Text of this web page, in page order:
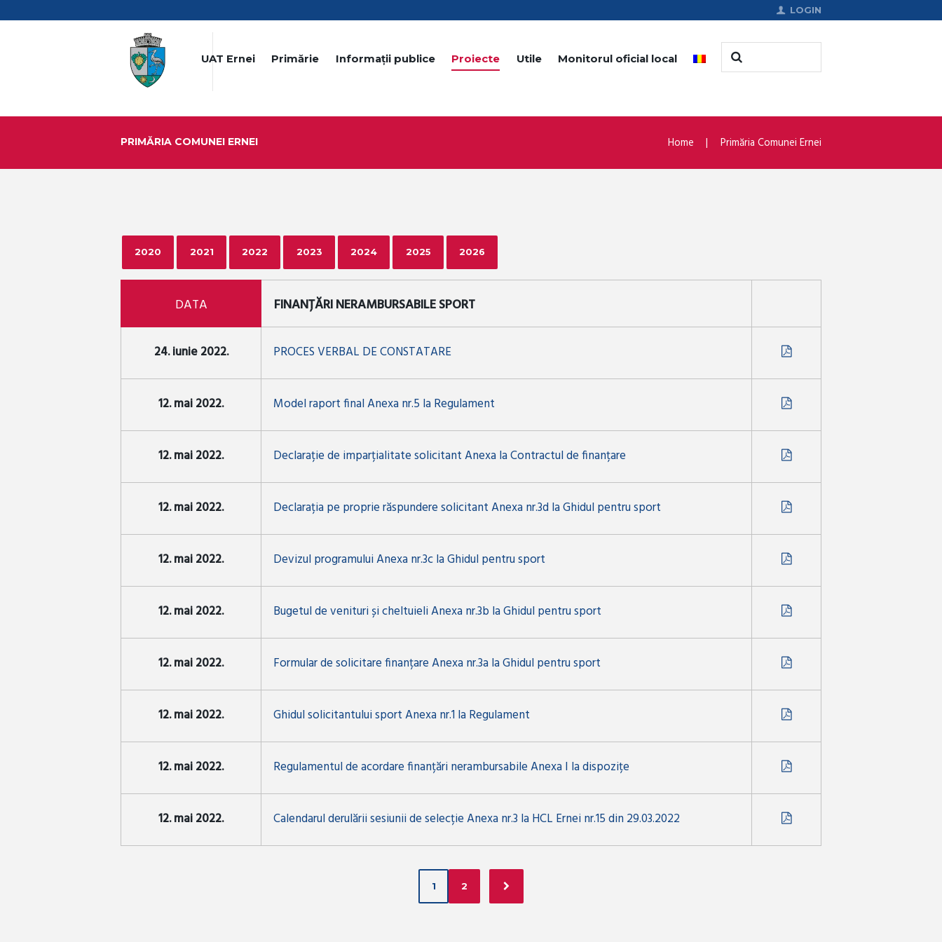
LOGIN
UAT Ernei Primărie Informații publice Proiecte Utile Monitorul oficial local
PRIMĂRIA COMUNEI ERNEI Home Primăria Comunei Ernei
2020 2021 2022 2023 2024 2025 2026
DATA FINANȚĂRI NERAMBURSABILE SPORT
24. iunie 2022. PROCES VERBAL DE CONSTATARE
12. mai 2022. Model raport final Anexa nr.5 la Regulament
12. mai 2022. Declarație de imparțialitate solicitant Anexa la Contractul de finanțare
12. mai 2022. Declarația pe proprie răspundere solicitant Anexa nr.3d la Ghidul pentru sport
12. mai 2022. Devizul programului Anexa nr.3c la Ghidul pentru sport
12. mai 2022. Bugetul de venituri și cheltuieli Anexa nr.3b la Ghidul pentru sport
12. mai 2022. Formular de solicitare finanțare Anexa nr.3a la Ghidul pentru sport
12. mai 2022. Ghidul solicitantului sport Anexa nr.1 la Regulament
12. mai 2022. Regulamentul de acordare finanțări nerambursabile Anexa I la dispozițe
12. mai 2022. Calendarul derulării sesiunii de selecție Anexa nr.3 la HCL Ernei nr.15 din 29.03.2022
1 2